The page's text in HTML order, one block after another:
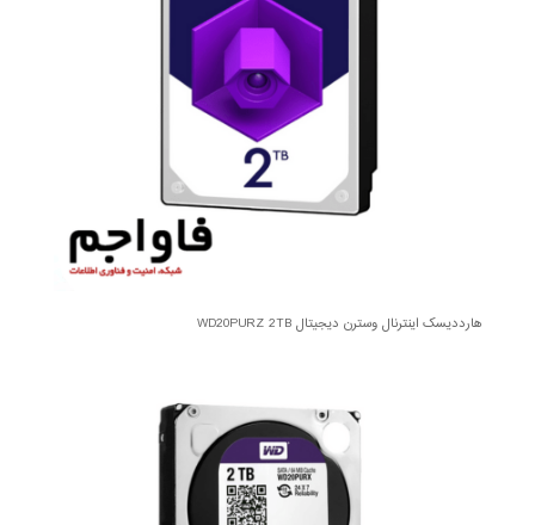
هارددیسک اینترنال وسترن دیجیتال WD20PURZ 2TB